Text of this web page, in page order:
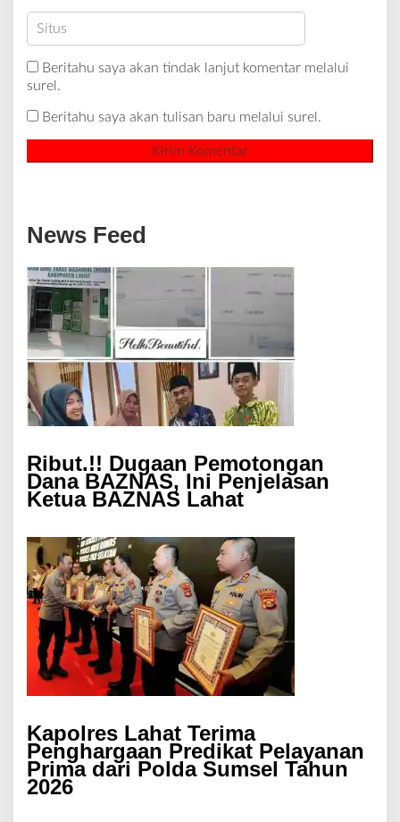
Beritahu saya akan tindak lanjut komentar melalui
surel.
Beritahu saya akan tulisan baru melalui surel.
News Feed
Ribut.!! Dugaan Pemotongan
Dana BAZNAS, Ini Penjelasan
Ketua BAZNAS Lahat
Kapolres Lahat Terima
Penghargaan Predikat Pelayanan
Prima dari Polda Sumsel Tahun
2026